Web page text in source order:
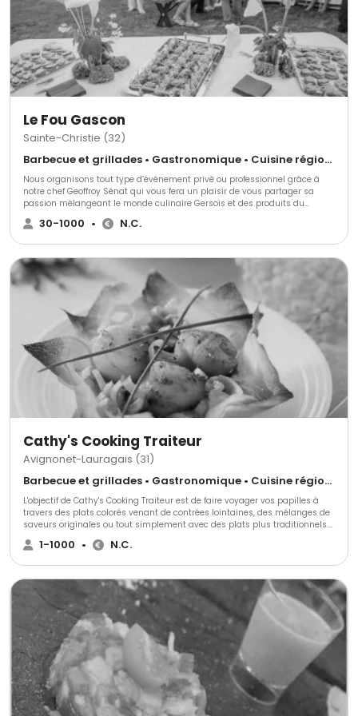
RSE : réduction du gaspillage, conditionnements durables, véhicules
électriques • Service chaleureux et attentionné, fidèle à l’esprit convivial
du Fort Parce qu’un mariage ne se vit qu’une fois, nous faisons de chaque
repas un moment de partage, de plaisir et d’émotion. OUI… METS ! le goût
fait toujours sens.
Le Fou Gascon
Sainte-Christie (32)
Barbecue et grillades • Gastronomique • Cuisine régionale
Nous organisons tout type d’événement privé ou professionnel grâce à
notre chef Geoffroy Sénat qui vous fera un plaisir de vous partager sa
passion mélangeant le monde culinaire Gersois et des produits du
monde entier. Nous répondrons et nous nous adapterons à toutes vos
exigences.
30-1000 • N.C.
Cathy's Cooking Traiteur
Avignonet-Lauragais (31)
Barbecue et grillades • Gastronomique • Cuisine régionale
L'objectif de Cathy's Cooking Traiteur est de faire voyager vos papilles à
travers des plats colorés venant de contrées lointaines, des mélanges de
saveurs originales ou tout simplement avec des plats plus traditionnels.
Vous l'avez rêvé Cathy's Cooking l'a réalisé. N'attendez plus pour demander
votre devis gratuit.
1-1000 • N.C.